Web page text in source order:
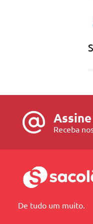
Receba
De tudo um muito.